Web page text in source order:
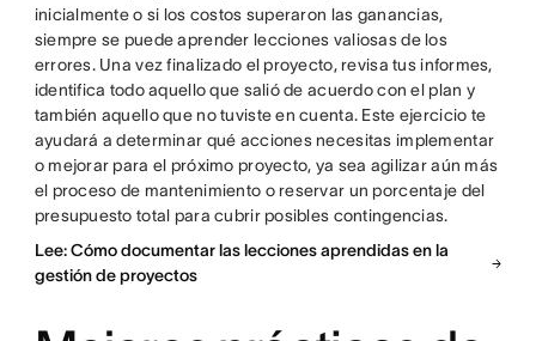
inicialmente o si los costos superaron las ganancias,
siempre se puede aprender lecciones valiosas de los
errores. Una vez finalizado el proyecto, revisa tus informes,
identifica todo aquello que salió de acuerdo con el plan y
también aquello que no tuviste en cuenta. Este ejercicio te
ayudará a determinar qué acciones necesitas implementar
o mejorar para el próximo proyecto, ya sea agilizar aún más
el proceso de mantenimiento o reservar un porcentaje del
presupuesto total para cubrir posibles contingencias.
Lee: Cómo documentar las lecciones aprendidas en la
gestión de proyectos